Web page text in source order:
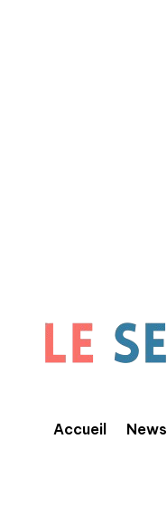
Accueil News